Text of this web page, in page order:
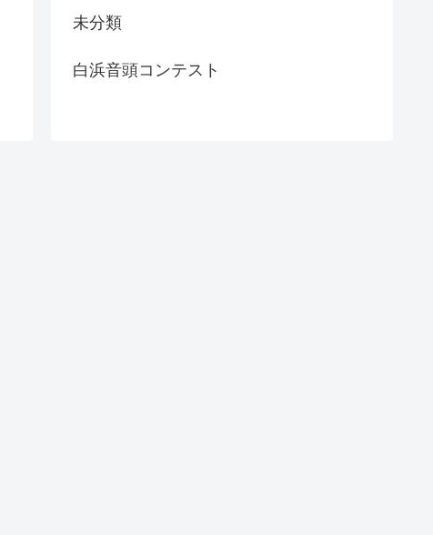
未分類
白浜音頭コンテスト